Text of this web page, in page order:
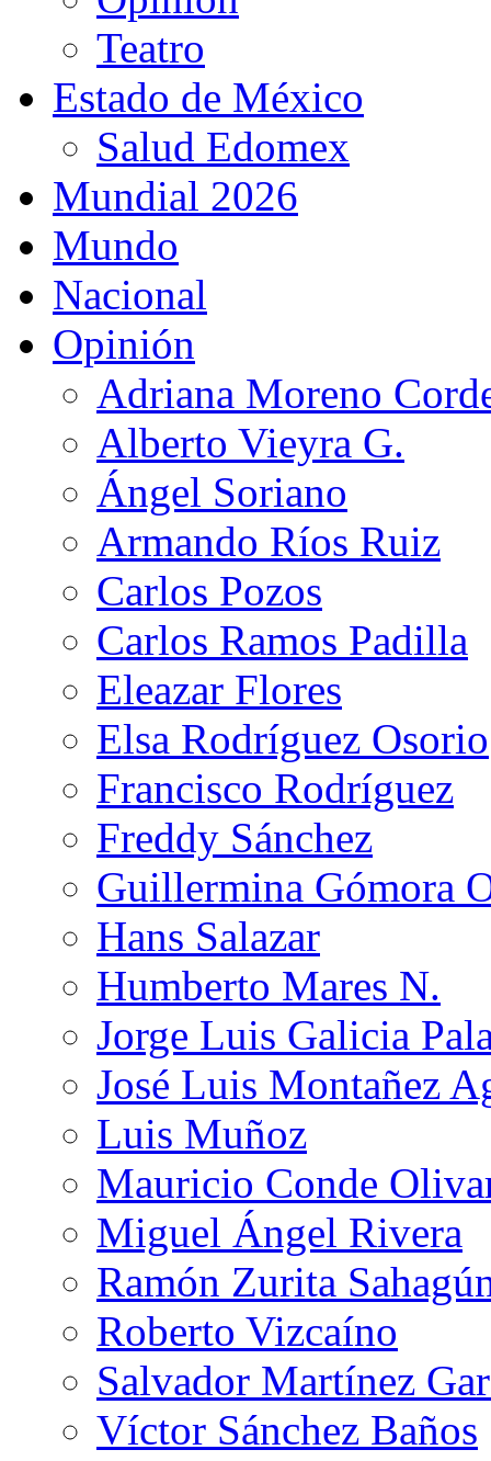
Teatro
Estado de México
Salud Edomex
Mundial 2026
Mundo
Nacional
Opinión
Adriana Moreno
Alberto Vieyra G.
Ángel Soriano
Armando Ríos Ruiz
Carlos Pozos
Carlos Ramos Padilla
Eleazar Flores
Elsa Rodríguez Osorio
Francisco Rodríguez
Freddy Sánchez
Guillermina Gómora
Hans Salazar
Humberto Mares N.
Jorge Luis Galicia
José Luis Montañez
Luis Muñoz
Mauricio Conde
Miguel Ángel Rivera
Ramón Zurita
Roberto Vizcaíno
Salvador Martínez
Víctor Sánchez Baños